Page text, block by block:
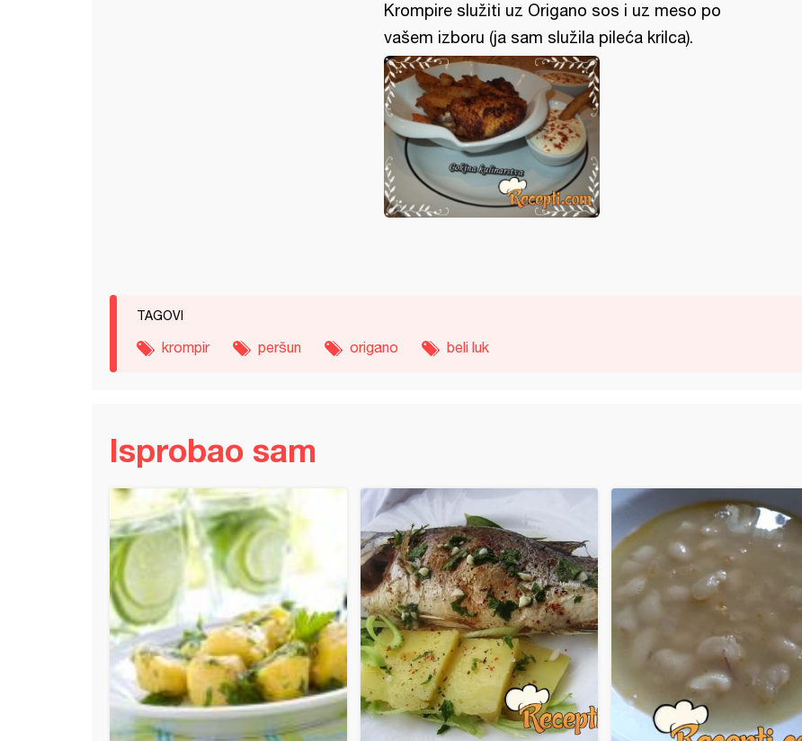
Krompire služiti uz Origano sos i uz meso po
vašem izboru (ja sam služila pileća krilca).
TAGOVI
krompir peršun origano beli luk
Isprobao sam